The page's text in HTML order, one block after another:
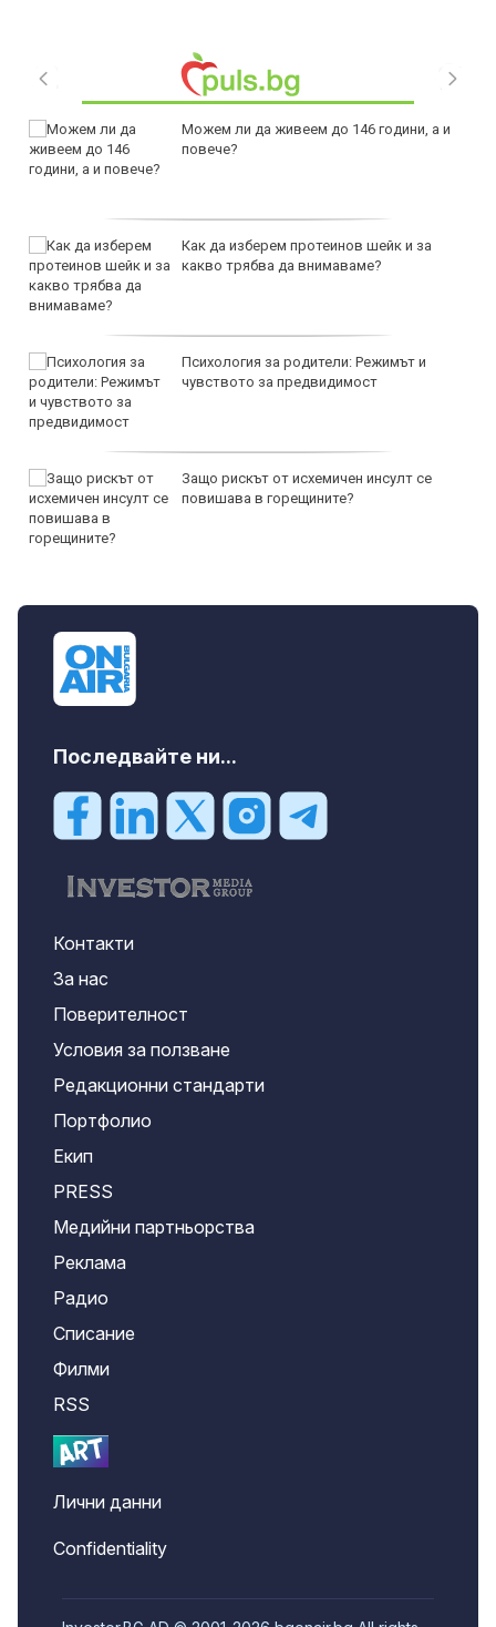
Можем ли да живеем до 146 години, а и
повече?
Как да изберем протеинов шейк и за
какво трябва да внимаваме?
Психология за родители: Режимът и
чувството за предвидимост
Защо рискът от исхемичен инсулт се
повишава в горещините?
Последвайте ни...
Контакти
За нас
Поверителност
Условия за ползване
Редакционни стандарти
Портфолио
Екип
PRESS
Медийни партньорства
Реклама
Радио
Списание
Филми
RSS
Лични данни
Confidentiality